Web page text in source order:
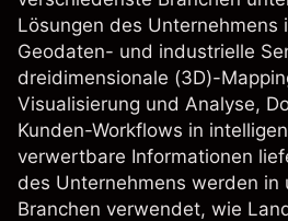
Lösungen des Unternehmens
Geodaten- und industrielle
dreidimensionale (3D)-
Visualisierung und Analyse,
Kunden-Workflows in
verwertbare Informationen
des Unternehmens werden in
Branchen verwendet, wie